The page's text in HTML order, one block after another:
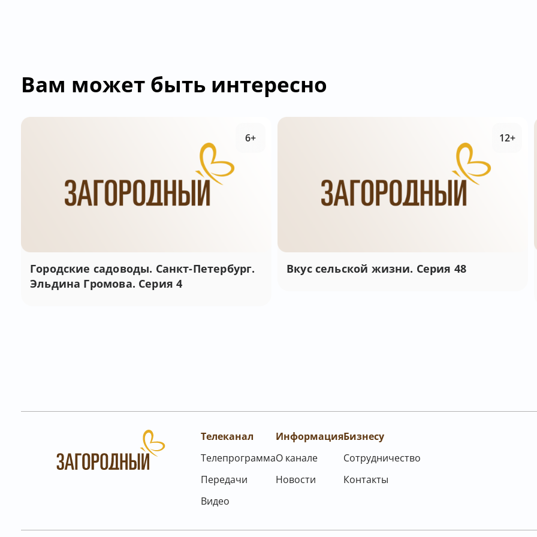
Вам может быть интересно
Городские садоводы. Санкт-Петербург.
Эльдина Громова. Серия 4
6+
Вкус сельской жизни. Серия 48
12+
Телеканал
Телепрограмма
Передачи
Видео
Информация
О канале
Новости
Бизнесу
Сотрудничество
Контакты